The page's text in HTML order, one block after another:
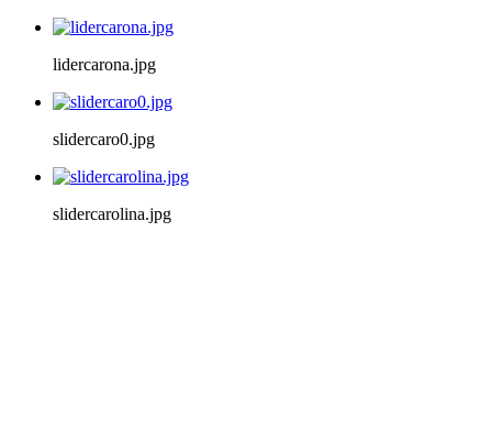
lidercarona.jpg
slidercaro0.jpg
slidercarolina.jpg